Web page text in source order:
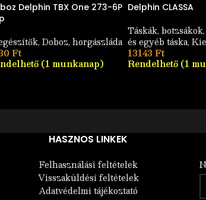
Delphin TBX One 273-6P
, Doboz, horgászláda
Ft
(1 munkanap)
Delphin CLASSA
Táskák, botzsákok,
és egyéb táska,
13143 Ft
Rendelhető (1
HASZNOS LINKEK
Felhasználási feltételek
Visszaküldési feltételek
Adatvédelmi tájékoztató